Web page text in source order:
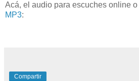
Acá, el audio para escuches online o
MP3:
Compartir